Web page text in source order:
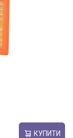
КУПИТИ